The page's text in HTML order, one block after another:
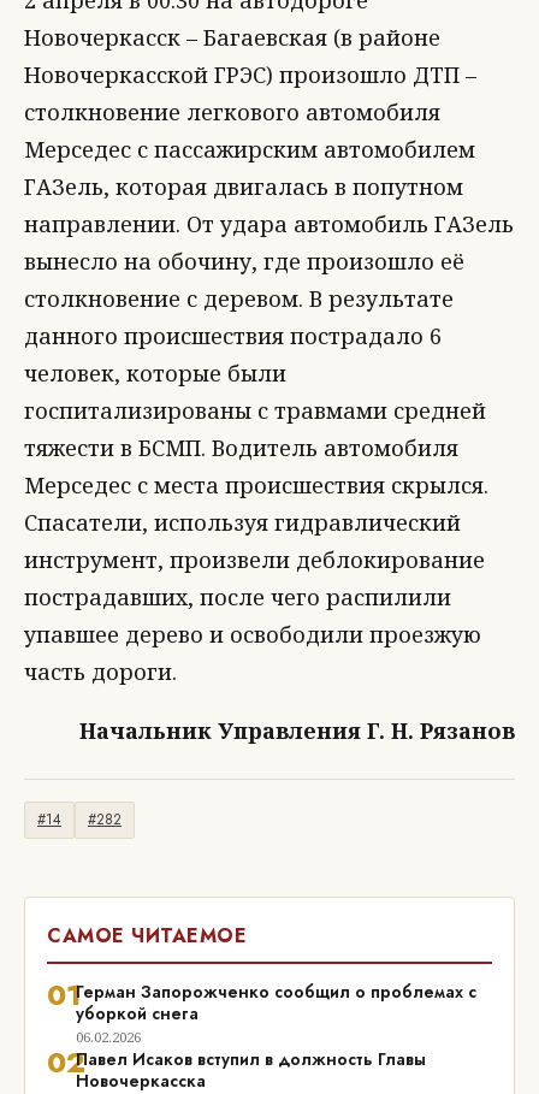
Новочеркасск – Багаевская (в районе
Новочеркасской ГРЭС) произошло ДТП –
столкновение легкового автомобиля
Мерседес с пассажирским автомобилем
ГАЗель, которая двигалась в попутном
направлении. От удара автомобиль ГАЗель
вынесло на обочину, где произошло её
столкновение с деревом. В результате
данного происшествия пострадало 6
человек, которые были
госпитализированы с травмами средней
тяжести в БСМП. Водитель автомобиля
Мерседес с места происшествия скрылся.
Спасатели, используя гидравлический
инструмент, произвели деблокирование
пострадавших, после чего распилили
упавшее дерево и освободили проезжую
часть дороги.
Начальник Управления Г. Н. Рязанов
#14 #282
САМОЕ ЧИТАЕМОЕ
01Герман Запорожченко сообщил о проблемах с
уборкой снега
06.02.2026
02Павел Исаков вступил в должность Главы
Новочеркасска